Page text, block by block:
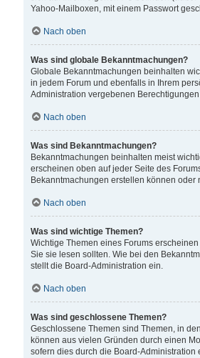
Yahoo-Mailboxen, mit einem Passwort
Nach oben
Was sind globale Bekanntmachungen?
Globale Bekanntmachungen beinhalten
in jedem Forum und ebenfalls in Ihrem
Administration vergebenen
Nach oben
Was sind Bekanntmachungen?
Bekanntmachungen beinhalten meist
erscheinen oben auf jeder Seite des
Bekanntmachungen erstellen können
Nach oben
Was sind wichtige Themen?
Wichtige Themen eines Forums
Sie sie lesen sollten. Wie bei den
stellt die Board-Administration ein.
Nach oben
Was sind geschlossene Themen?
Geschlossene Themen sind Themen, in
können aus vielen Gründen durch einen
sofern dies durch die Board-Administration